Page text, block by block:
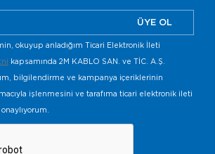
ÜYE OL
okuyup anladığım Ticari Elektronik İleti
kapsamında 2M KABLO SAN. ve TİC. A.Ş.
bilgilendirme ve kampanya içeriklerinin
işlenmesini ve tarafıma ticari elektronik ileti